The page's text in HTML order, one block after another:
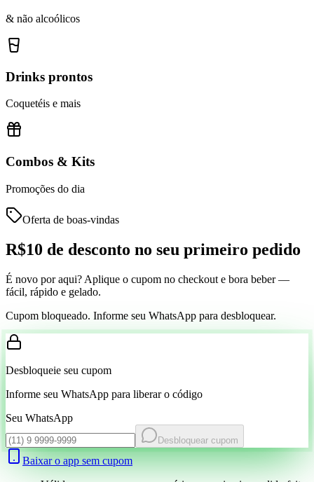
& não alcoólicos
Drinks prontos
Coquetéis e mais
Combos & Kits
Promoções do dia
Oferta de boas-vindas
R$10 de desconto no seu primeiro pedido
É novo por aqui? Aplique o cupom no checkout e bora beber —
fácil, rápido e gelado.
Cupom bloqueado. Informe seu WhatsApp para desbloquear.
Desbloqueie seu cupom
Informe seu WhatsApp para liberar o código
Seu WhatsApp
Desbloquear cupom
Baixar o app sem cupom